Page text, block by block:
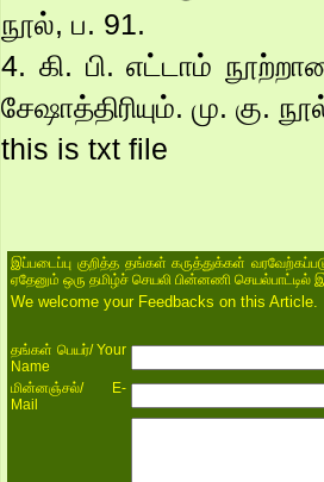
நூல், ப. 91.
4. கி. பி. எட்டாம்
சேஷாத்திரியும். மு. கு.
this is txt file
இப்படைப்பு குறித்த தங்கள் கருத்துக்கள்
ஏதேனும் ஒரு தமிழ்ச் செயலி பின்னணி செயல்பாட்டில்
We welcome your Feedbacks on this
தங்கள் பெயர்/ Your
Name
மின்னஞ்சல்/ E-
Mail